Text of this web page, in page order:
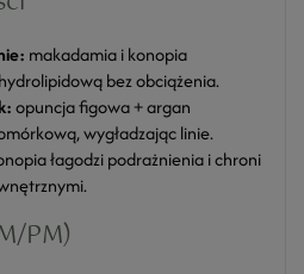
makadamia i konopia
bez obciążenia.
opuncja figowa + argan
wygładzając linie.
łagodzi podrażnienia i chroni
PM)